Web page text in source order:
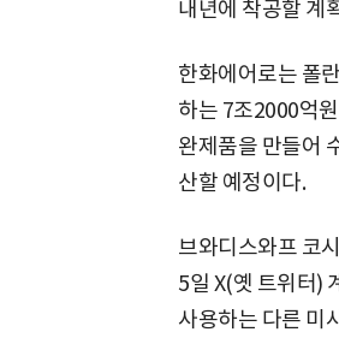
내년에 착공할 계
한화에어로는 폴
하는 7조2000억
완제품을 만들어
산할 예정이다.
브와디스와프 코
5일 X(옛 트위터)
사용하는 다른 미